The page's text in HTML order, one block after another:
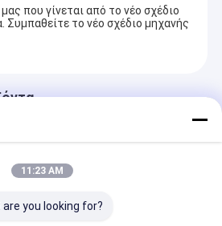
που γίνεται από το νέο σχέδιο
Συμπαθείτε το νέο σχέδιο μηχανής
11:23 AM
you looking for?